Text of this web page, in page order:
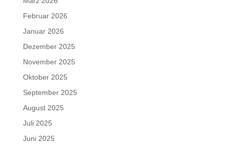
Februar 2026
Januar 2026
Dezember 2025
November 2025
Oktober 2025
September 2025
August 2025
Juli 2025
Juni 2025